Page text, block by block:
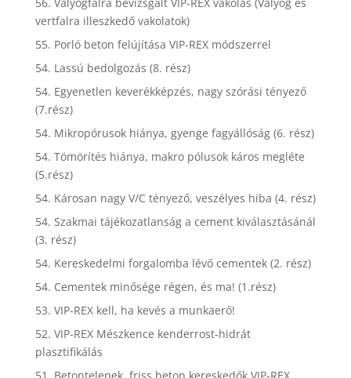
vertfalra illeszkedő vakolatok)
55. Porló beton felújítása VIP-REX módszerrel
54. Lassú bedolgozás (8. rész)
54. Egyenetlen keverékképzés, nagy szórási tényező
(7.rész)
54. Mikropórusok hiánya, gyenge fagyállóság (6. rész)
54. Tömörítés hiánya, makro pólusok káros megléte
(5.rész)
54. Károsan nagy V/C tényező, veszélyes hiba (4. rész)
54. Szakmai tájékozatlanság a cement kiválasztásánál
(3. rész)
54. Kereskedelmi forgalomba lévő cementek (2. rész)
54. Cementek minősége régen, és ma! (1.rész)
53. VIP-REX kell, ha kevés a munkaerő!
52. VIP-REX Mészkence kenderrost-hidrát
plasztifikálás